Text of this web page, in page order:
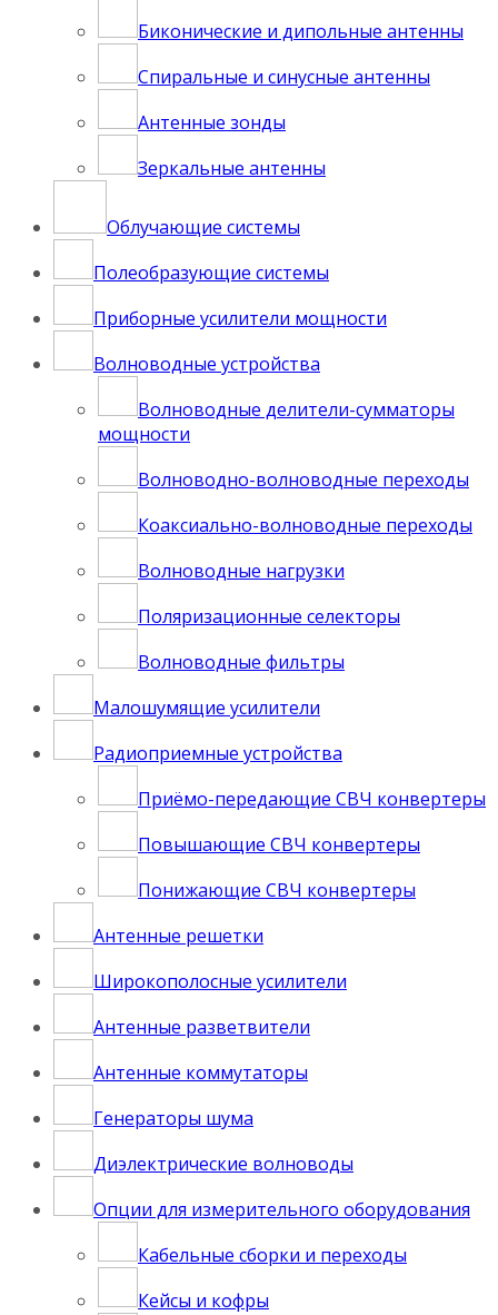
Биконические и дипольные антенны
Спиральные и синусные антенны
Антенные зонды
Зеркальные антенны
Облучающие системы
Полеобрaзующие системы
Приборные усилители мощности
Волноводные устройства
Волноводные делители-сумматоры
мощности
Волноводно-волноводные переходы
Коаксиально-волноводные переходы
Волноводные нагрузки
Поляризационные селекторы
Волноводные фильтры
Малошумящие усилители
Радиоприемные устройства
Приёмо-передающие СВЧ конвертеры
Повышающие СВЧ конвертеры
Понижающие СВЧ конвертеры
Антенные решетки
Широкополосные усилители
Антенные разветвители
Антенные коммутаторы
Генераторы шума
Диэлектрические волноводы
Опции для измерительного оборудования
Кабельные сборки и переходы
Кейсы и кофры